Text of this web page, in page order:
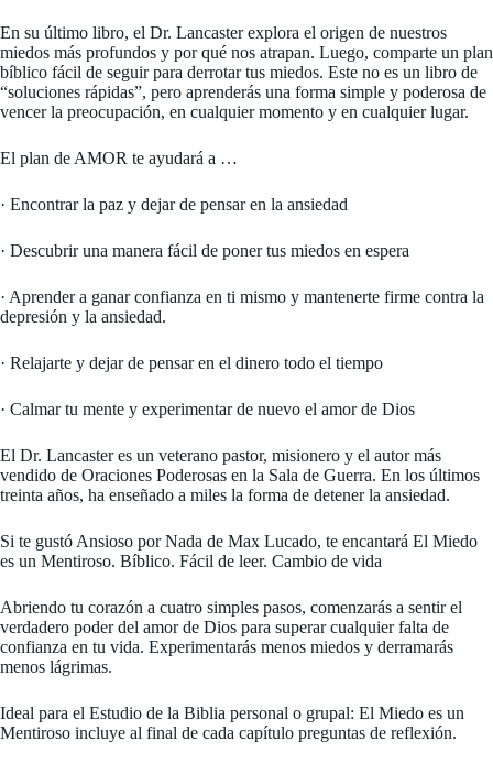
En su último libro, el Dr. Lancaster explora el origen de nuestros
miedos más profundos y por qué nos atrapan. Luego, comparte un plan
bíblico fácil de seguir para derrotar tus miedos. Este no es un libro de
“soluciones rápidas”, pero aprenderás una forma simple y poderosa de
vencer la preocupación, en cualquier momento y en cualquier lugar.
El plan de AMOR te ayudará a …
· Encontrar la paz y dejar de pensar en la ansiedad
· Descubrir una manera fácil de poner tus miedos en espera
· Aprender a ganar confianza en ti mismo y mantenerte firme contra la
depresión y la ansiedad.
· Relajarte y dejar de pensar en el dinero todo el tiempo
· Calmar tu mente y experimentar de nuevo el amor de Dios
El Dr. Lancaster es un veterano pastor, misionero y el autor más
vendido de Oraciones Poderosas en la Sala de Guerra. En los últimos
treinta años, ha enseñado a miles la forma de detener la ansiedad.
Si te gustó Ansioso por Nada de Max Lucado, te encantará El Miedo
es un Mentiroso. Bíblico. Fácil de leer. Cambio de vida
Abriendo tu corazón a cuatro simples pasos, comenzarás a sentir el
verdadero poder del amor de Dios para superar cualquier falta de
confianza en tu vida. Experimentarás menos miedos y derramarás
menos lágrimas.
Ideal para el Estudio de la Biblia personal o grupal: El Miedo es un
Mentiroso incluye al final de cada capítulo preguntas de reflexión.